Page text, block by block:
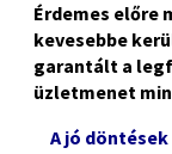
Érdemes előre
kevesebbe
garantált a
üzletmenet
A jó